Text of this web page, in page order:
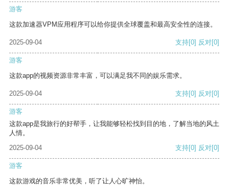
游客
这款加速器VPM应用程序可以给你提供全球覆盖和最高安全性的连接。
2025-09-04 支持[0] 反对[0]
游客
这款app的视频资源非常丰富，可以满足我不同的娱乐需求。
2025-09-04 支持[0] 反对[0]
游客
这款app是我旅行的好帮手，让我能够轻松找到目的地，了解当地的风土
人情。
2025-09-04
支持[0] 反对[0]
游客
这款游戏的音乐非常优美，听了让人心旷神怡。